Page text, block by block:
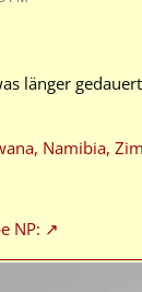
länger
Namibia,
NP: